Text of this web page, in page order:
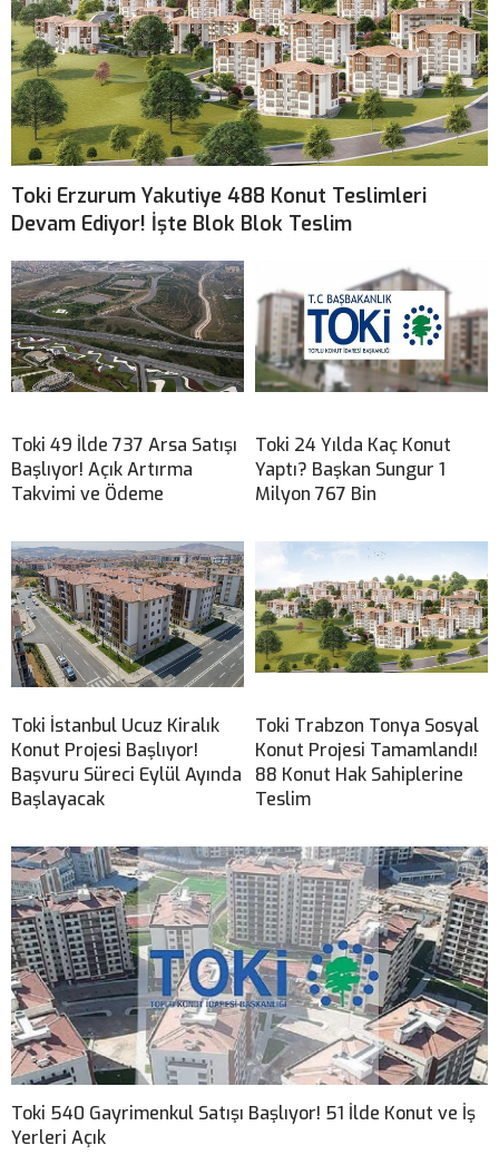
Toki Erzurum Yakutiye 488 Konut Teslimleri
Devam Ediyor! İşte Blok Blok Teslim
Toki 49 İlde 737 Arsa Satışı
Başlıyor! Açık Artırma
Takvimi ve Ödeme
Toki 24 Yılda Kaç Konut
Yaptı? Başkan Sungur 1
Milyon 767 Bin
Toki İstanbul Ucuz Kiralık
Konut Projesi Başlıyor!
Başvuru Süreci Eylül Ayında
Başlayacak
Toki Trabzon Tonya Sosyal
Konut Projesi Tamamlandı!
88 Konut Hak Sahiplerine
Teslim
Toki 540 Gayrimenkul Satışı Başlıyor! 51 İlde Konut ve İş
Yerleri Açık